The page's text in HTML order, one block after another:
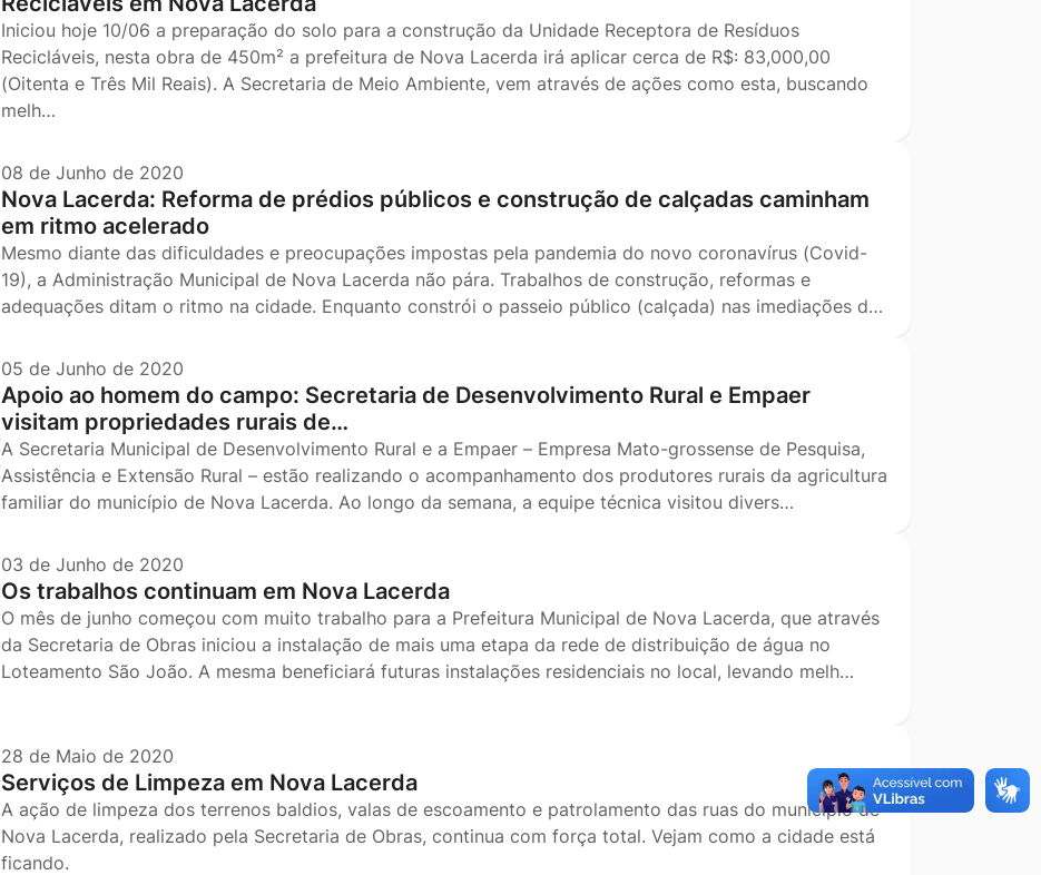
Iniciou hoje 10/06 a preparação do solo para a construção da Unidade Receptora de Resíduos
Recicláveis, nesta obra de 450m² a prefeitura de Nova Lacerda irá aplicar cerca de R$: 83,000,00
(Oitenta e Três Mil Reais). A Secretaria de Meio Ambiente, vem através de ações como esta, buscando
melh…
08 de Junho de 2020
Nova Lacerda: Reforma de prédios públicos e construção de calçadas caminham
em ritmo acelerado
Mesmo diante das dificuldades e preocupações impostas pela pandemia do novo coronavírus (Covid-
19), a Administração Municipal de Nova Lacerda não pára. Trabalhos de construção, reformas e
adequações ditam o ritmo na cidade. Enquanto constrói o passeio público (calçada) nas imediações d…
05 de Junho de 2020
Apoio ao homem do campo: Secretaria de Desenvolvimento Rural e Empaer
visitam propriedades rurais de…
A Secretaria Municipal de Desenvolvimento Rural e a Empaer – Empresa Mato-grossense de Pesquisa,
Assistência e Extensão Rural – estão realizando o acompanhamento dos produtores rurais da agricultura
familiar do município de Nova Lacerda. Ao longo da semana, a equipe técnica visitou divers…
03 de Junho de 2020
Os trabalhos continuam em Nova Lacerda
O mês de junho começou com muito trabalho para a Prefeitura Municipal de Nova Lacerda, que através
da Secretaria de Obras iniciou a instalação de mais uma etapa da rede de distribuição de água no
Loteamento São João. A mesma beneficiará futuras instalações residenciais no local, levando melh…
28 de Maio de 2020
Serviços de Limpeza em Nova Lacerda
A ação de limpeza dos terrenos baldios, valas de escoamento e patrolamento das ruas do município de
Nova Lacerda, realizado pela Secretaria de Obras, continua com força total. Vejam como a cidade está
ficando.